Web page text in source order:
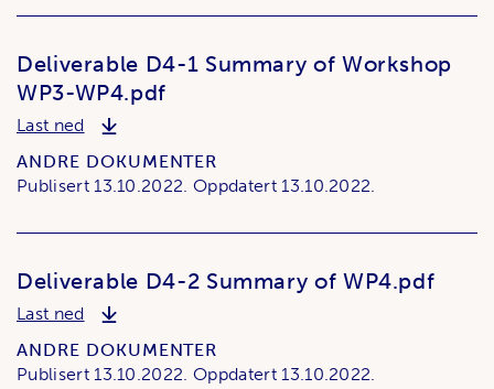
Deliverable D4-1 Summary of Workshop
WP3-WP4.pdf
Last nedDeliverable D4-1 Summary of Workshop WP3-
ANDRE DOKUMENTER
Publisert13.10.2022.Oppdatert13.10.2022.
Deliverable D4-2 Summary of WP4.pdf
Last nedDeliverable D4-2 Summary of WP4.pdf
ANDRE DOKUMENTER
Publisert13.10.2022.Oppdatert13.10.2022.